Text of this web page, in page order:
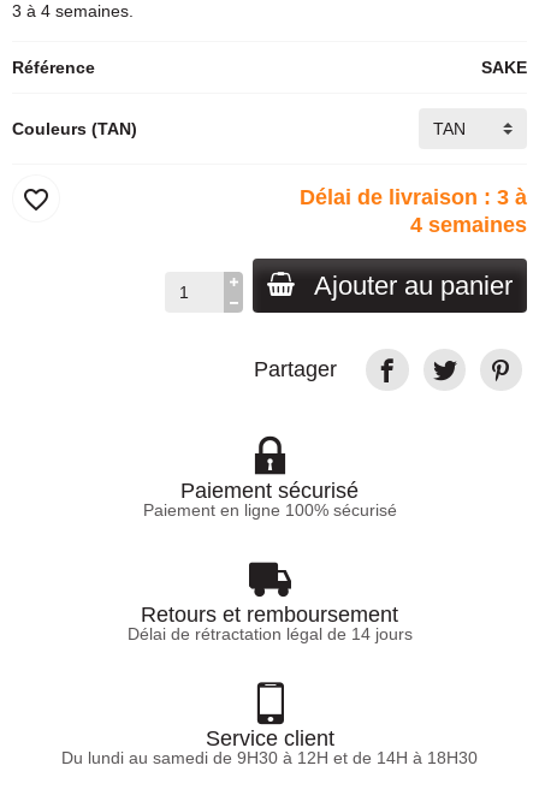
3 à 4 semaines.
Référence SAKE
Couleurs (TAN)
Délai de livraison : 3 à
4 semaines
Ajouter au panier
favorite_border
Partager
Paiement sécurisé
Paiement en ligne 100% sécurisé
Retours et remboursement
Délai de rétractation légal de 14 jours
Service client
Du lundi au samedi de 9H30 à 12H et de 14H à 18H30